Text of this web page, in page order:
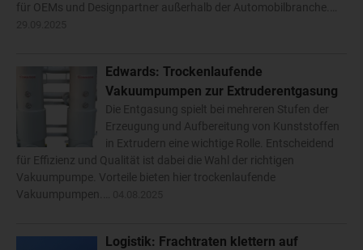
für OEMs und Designpartner außerhalb der Automobilbranche.…
Edwards: Trockenlaufende
Vakuumpumpen zur Extruderentgasung
Die Entgasung spielt bei mehreren Stufen der
Erzeugung und Aufbereitung von Kunststoffen
in Extrudern eine wichtige Rolle. Entscheidend
für Effizienz und Qualität ist dabei die Wahl der richtigen
Vakuumpumpe. Vorteile bieten hier trockenlaufende
Vakuumpumpen.…
Logistik: Frachtraten klettern auf